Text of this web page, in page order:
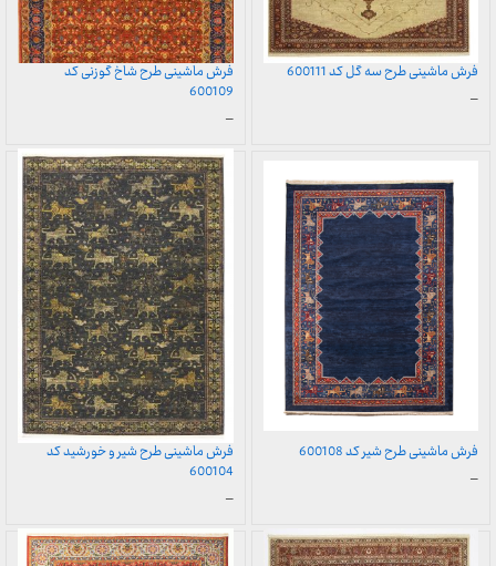
فرش ماشینی طرح سه گل کد 600111
–محدوده
23,999,000 تومان
فرش ماشینی طرح شاخ گوزنی کد
600109
–محدوده
899,000 تومان
تا
23,999,000 تومان
فرش ماشینی طرح شیر کد 600108
–محدوده
23,999,000 تومان
فرش ماشینی طرح شیر و خورشید کد
600104
–محدوده
899,000 تومان
تا
23,999,000 تومان